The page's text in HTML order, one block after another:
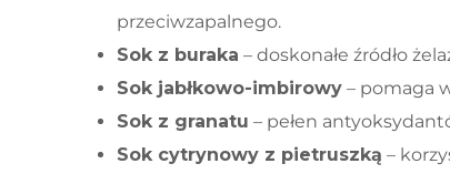
przeciwzapalnego.
Sok z buraka – doskonałe źródło
Sok jabłkowo-imbirowy – pomaga
Sok z granatu – pełen
Sok cytrynowy z pietruszką –